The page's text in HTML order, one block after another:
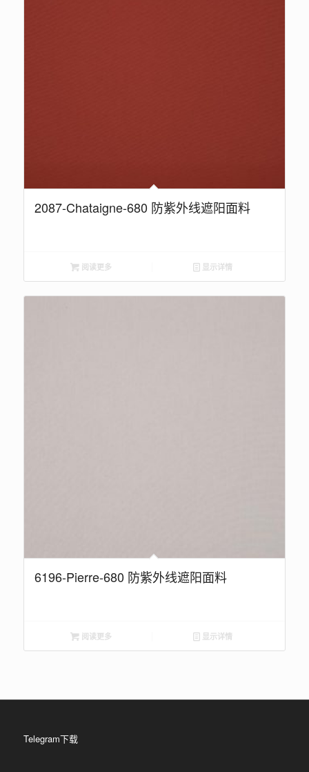
2087-Chataigne-680 防紫外线遮阳面料
阅读更多 显示详情
6196-Pierre-680 防紫外线遮阳面料
阅读更多 显示详情
Telegram下载